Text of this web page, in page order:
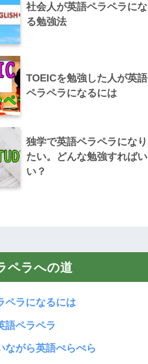
社会人が英語ペラペラにな
る勉強法
TOEICを勉強した人が英語
ペラペラになるには
独学で英語ペラペラになり
たい。どんな勉強すればい
い？
ペラへの道
ペラになるには
語ペラペラ
ながら英語ぺらぺら